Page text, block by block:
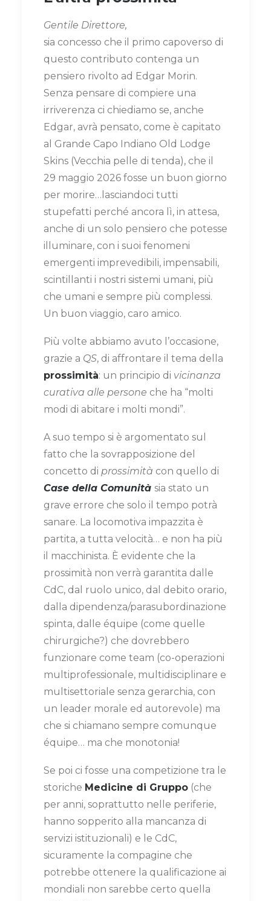
Gentile Direttore,
sia concesso che il primo capoverso di
questo contributo contenga un
pensiero rivolto ad Edgar Morin.
Senza pensare di compiere una
irriverenza ci chiediamo se, anche
Edgar, avrà pensato, come è capitato
al Grande Capo Indiano Old Lodge
Skins (Vecchia pelle di tenda), che il
29 maggio 2026 fosse un buon giorno
per morire…lasciandoci tutti
stupefatti perché ancora lì, in attesa,
anche di un solo pensiero che potesse
illuminare, con i suoi fenomeni
emergenti imprevedibili, impensabili,
scintillanti i nostri sistemi umani, più
che umani e sempre più complessi.
Un buon viaggio, caro amico.
Più volte abbiamo avuto l’occasione,
grazie a QS, di affrontare il tema della
prossimità: un principio di vicinanza
curativa alle persone che ha “molti
modi di abitare i molti mondi”.
A suo tempo si è argomentato sul
fatto che la sovrapposizione del
concetto di prossimità con quello di
Case della Comunità sia stato un
grave errore che solo il tempo potrà
sanare. La locomotiva impazzita è
partita, a tutta velocità… e non ha più
il macchinista. È evidente che la
prossimità non verrà garantita dalle
CdC, dal ruolo unico, dal debito orario,
dalla dipendenza/parasubordinazione
spinta, dalle équipe (come quelle
chirurgiche?) che dovrebbero
funzionare come team (co-operazioni
multiprofessionale, multidisciplinare e
multisettoriale senza gerarchia, con
un leader morale ed autorevole) ma
che si chiamano sempre comunque
équipe… ma che monotonia!
Se poi ci fosse una competizione tra le
storiche Medicine di Gruppo (che
per anni, soprattutto nelle periferie,
hanno sopperito alla mancanza di
servizi istituzionali) e le CdC,
sicuramente la compagine che
potrebbe ottenere la qualificazione ai
mondiali non sarebbe certo quella